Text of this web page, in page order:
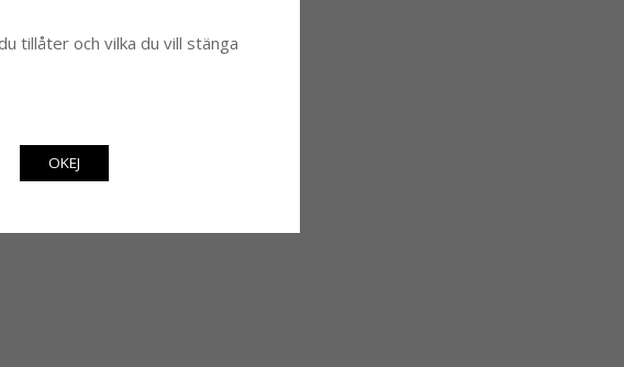
tillåter och vilka du vill stänga
OKEJ